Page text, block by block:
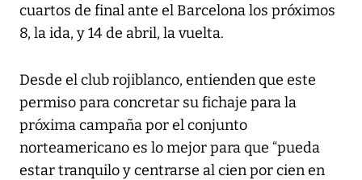
cuartos de final ante el Barcelona los próximos
8, la ida, y 14 de abril, la vuelta.
Desde el club rojiblanco, entienden que este
permiso para concretar su fichaje para la
próxima campaña por el conjunto
norteamericano es lo mejor para que “pueda
estar tranquilo y centrarse al cien por cien en